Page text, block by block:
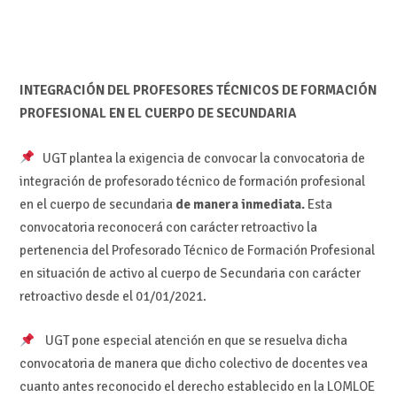
INTEGRACIÓN DEL PROFESORES TÉCNICOS DE FORMACIÓN
PROFESIONAL EN EL CUERPO DE SECUNDARIA
UGT plantea la exigencia de convocar la convocatoria de
integración de profesorado técnico de formación profesional
en el cuerpo de secundaria de manera inmediata.Esta
convocatoria reconocerá con carácter retroactivo la
pertenencia del Profesorado Técnico de Formación Profesional
en situación de activo al cuerpo de Secundaria con carácter
retroactivo desde el 01/01/2021.
UGT pone especial atención en que se resuelva dicha
convocatoria de manera que dicho colectivo de docentes vea
cuanto antes reconocido el derecho establecido en la LOMLOE